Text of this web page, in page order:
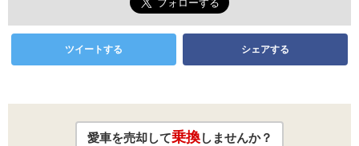
ツイートする シェアする
愛車を売却して乗換しませんか？